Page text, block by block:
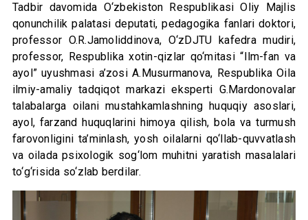
Tadbir davomida O‘zbekiston Respublikasi Oliy Majlis
qonunchilik palatasi deputati, pedagogika fanlari doktori,
professor O.R.Jamoliddinova, O‘zDJTU kafedra mudiri,
professor, Respublika xotin-qizlar qo‘mitasi “Ilm-fan va
ayol” uyushmasi a’zosi A.Musurmanova, Respublika Oila
ilmiy-amaliy tadqiqot markazi eksperti G.Mardonovalar
talabalarga oilani mustahkamlashning huquqiy asoslari,
ayol, farzand huquqlarini himoya qilish, bola va turmush
farovonligini ta’minlash, yosh oilalarni qo‘llab-quvvatlash
va oilada psixologik sog‘lom muhitni yaratish masalalari
to‘g‘risida so‘zlab berdilar.